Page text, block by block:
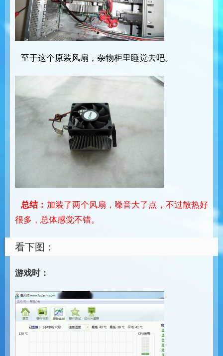
至于这个原装风扇，杂物柜里睡觉去吧。
总结： 加装了两个风扇，噪音大了点，不过散热好
很多，总体感觉不错。
看下图：
游戏时：